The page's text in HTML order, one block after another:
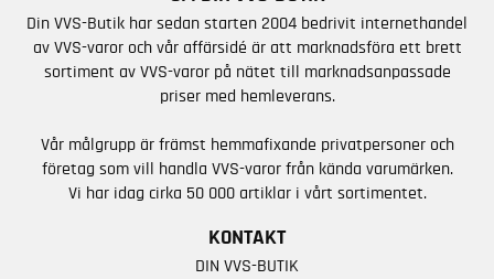
Din VVS-Butik har sedan starten 2004 bedrivit internethandel
av VVS-varor och vår affärsidé är att marknadsföra ett brett
sortiment av VVS-varor på nätet till marknadsanpassade
priser med hemleverans.
Vår målgrupp är främst hemmafixande privatpersoner och
företag som vill handla VVS-varor från kända varumärken.
Vi har idag cirka 50 000 artiklar i vårt sortimentet.
KONTAKT
DIN VVS-BUTIK